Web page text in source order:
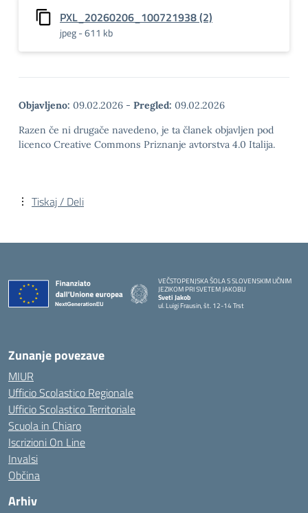
PXL_20260206_100721938 (2)
jpeg - 611 kb
Objavljeno: 09.02.2026 - Pregled: 09.02.2026
Razen če ni drugače navedeno, je ta članek objavljen pod
licenco Creative Commons Priznanje avtorstva 4.0 Italija.
Tiskaj / Deli
VEČSTOPENJSKA ŠOLA S SLOVENSKIM UČNIM
JEZIKOM PRI SVETEM JAKOBU
Sveti Jakob
ul. Luigi Frausin, št. 12-14 Trst
— Visita la pagina iniziale della scuola
Zunanje povezave
MIUR
Ufficio Scolastico Regionale
Ufficio Scolastico Territoriale
Scuola in Chiaro
Iscrizioni On Line
Invalsi
Občina
Arhiv